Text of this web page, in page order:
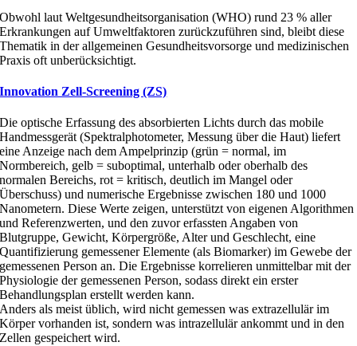
Obwohl laut Weltgesundheitsorganisation (WHO) rund 23 % aller
Erkrankungen auf Umweltfaktoren zurückzuführen sind, bleibt diese
Thematik in der allgemeinen Gesundheitsvorsorge und medizinischen
Praxis oft unberücksichtigt.
Innovation Zell-Screening (ZS)
Die optische Erfassung des absorbierten Lichts durch das mobile
Handmessgerät (Spektralphotometer, Messung über die Haut) liefert
eine Anzeige nach dem Ampelprinzip (grün = normal, im
Normbereich, gelb = suboptimal, unterhalb oder oberhalb des
normalen Bereichs, rot = kritisch, deutlich im Mangel oder
Überschuss) und numerische Ergebnisse zwischen 180 und 1000
Nanometern. Diese Werte zeigen, unterstützt von eigenen Algorithmen
und Referenzwerten, und den zuvor erfassten Angaben von
Blutgruppe, Gewicht, Körpergröße, Alter und Geschlecht, eine
Quantifizierung gemessener Elemente (als Biomarker) im Gewebe der
gemessenen Person an. Die Ergebnisse korrelieren unmittelbar mit der
Physiologie der gemessenen Person, sodass direkt ein erster
Behandlungsplan erstellt werden kann.
Anders als meist üblich, wird nicht gemessen was extrazellulär im
Körper vorhanden ist, sondern was intrazellulär ankommt und in den
Zellen gespeichert wird.